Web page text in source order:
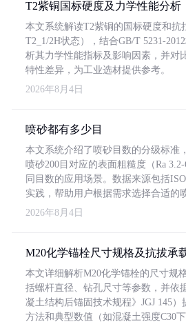
T2紫铜国标硬度及力学性能分析
本文系统解读T2紫铜的国标硬度和抗
T2_1/2H状态），结合GB/T 5231-
析其力学性能指标及影响因素，并对
特性差异，为工业选材提供参考。
2026年8月4日
喷砂都有多少目
本文系统介绍了喷砂目数的分级标准
喷砂200目对应的表面粗糙度（Ra
同目数的应用场景。数据来源包括
实践，帮助用户根据需求选择合适的
2026年8月4日
M20化学锚栓尺寸规格及抗拔承
本文详细解析M20化学锚栓的尺寸规
括螺杆直径、钻孔尺寸等参数，并依
凝土结构后锚固技术规程》JGJ 145
方法和典型数值（如混凝土强度C30下